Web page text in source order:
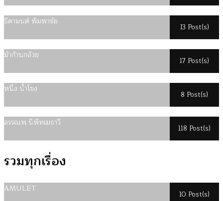
ธิดามนต์ พิมพาชัย
13 Post(s)
ม้าก้านกล้วย
17 Post(s)
หนึ่ง น้ำโขง
8 Post(s)
อรรณพ นิพิทเมธาวี
118 Post(s)
รวมทุกเรื่อง
AMULET
10 Post(s)